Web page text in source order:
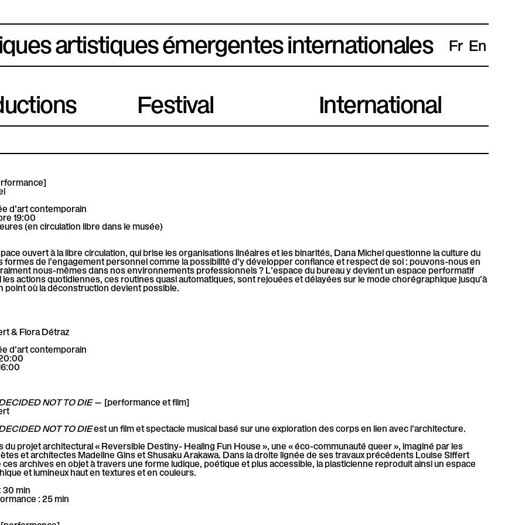
artistiques émergentes internationales Fr En
Festival International
d’art contemporain
19:00
(en circulation libre dans le musée)
ouvert à la libre circulation, qui brise les organisations linéaires et les binarités, Dana Michel questionne la culture du
formes de l’engagement personnel comme la possibilité d’y développer confiance et respect de soi : pouvons-nous en
nous-mêmes dans nos environnements professionnels ? L’espace du bureau y devient un espace performatif
les actions quotidiennes, ces routines quasi automatiques, sont rejouées et délayées sur le mode chorégraphique jusqu’à
point où la déconstruction devient possible.
& Flora Détraz
d’art contemporain
NOT TO DIE— [performance et film]
NOT TO DIEest un film et spectacle musical basé sur une exploration des corps en lien avec l’architecture.
du projet architectural « Reversible Destiny- Healing Fun House », une « éco-communauté queer », imaginé par les
et architectes Madeline Gins et Shusaku Arakawa. Dans la droite lignée de ses travaux précédents Louise Siffert
archives en objet à travers une forme ludique, poétique et plus accessible, la plasticienne reproduit ainsi un espace
et lumineux haut en textures et en couleurs.
30 min
: 25 min